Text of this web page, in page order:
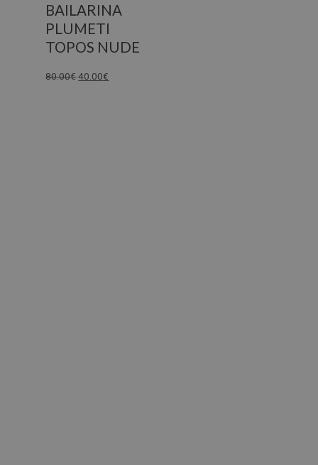
BAILARINA
PLUMETI
TOPOS NUDE
80.00€40.00€